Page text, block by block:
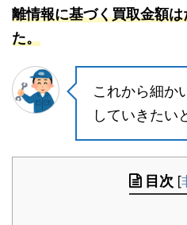
離情報に基づく買取金額
た。
これから細か
していきたい
目次 [